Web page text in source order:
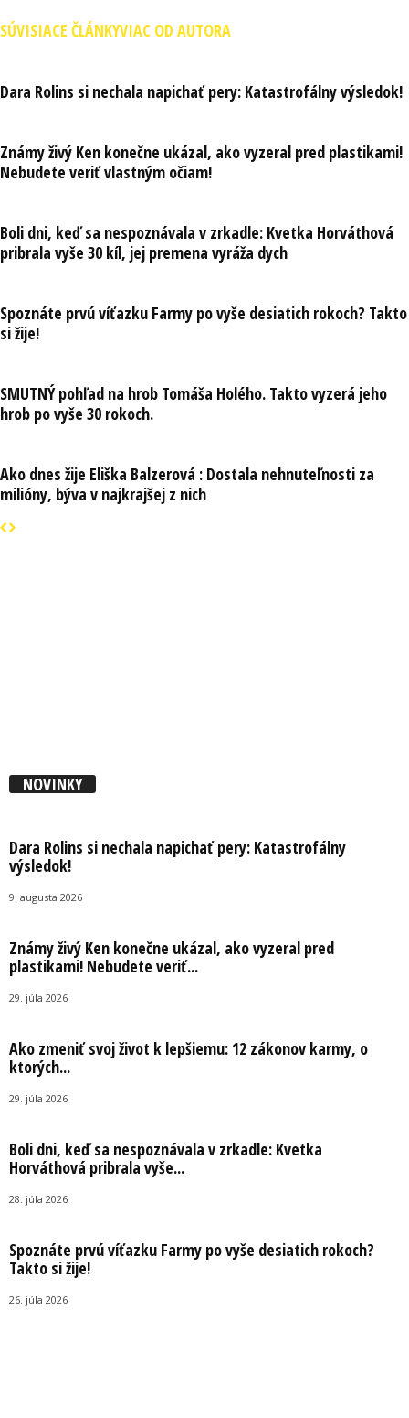
SÚVISIACE ČLÁNKYVIAC OD AUTORA
Dara Rolins si nechala napichať pery: Katastrofálny výsledok!
Známy živý Ken konečne ukázal, ako vyzeral pred plastikami!
Nebudete veriť vlastným očiam!
Boli dni, keď sa nespoznávala v zrkadle: Kvetka Horváthová
pribrala vyše 30 kíl, jej premena vyráža dych
Spoznáte prvú víťazku Farmy po vyše desiatich rokoch? Takto
si žije!
SMUTNÝ pohľad na hrob Tomáša Holého. Takto vyzerá jeho
hrob po vyše 30 rokoch.
Ako dnes žije Eliška Balzerová : Dostala nehnuteľnosti za
milióny, býva v najkrajšej z nich
NOVINKY
Dara Rolins si nechala napichať pery: Katastrofálny
výsledok!
9. augusta 2026
Známy živý Ken konečne ukázal, ako vyzeral pred
plastikami! Nebudete veriť...
29. júla 2026
Ako zmeniť svoj život k lepšiemu: 12 zákonov karmy, o
ktorých...
29. júla 2026
Boli dni, keď sa nespoznávala v zrkadle: Kvetka
Horváthová pribrala vyše...
28. júla 2026
Spoznáte prvú víťazku Farmy po vyše desiatich rokoch?
Takto si žije!
26. júla 2026